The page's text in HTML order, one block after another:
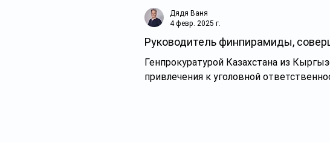
Руководитель финпирамиды,
Генпрокуратурой Казахстана из Кыргызской Республики экстрадирован гражданин нашей страны для
привлечения к уголовной
Дядя Ваня
4 февр. 2025 г.